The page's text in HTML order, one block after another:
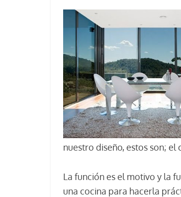
nuestro diseño, estos son; el
La función es el motivo y la
una cocina para hacerla